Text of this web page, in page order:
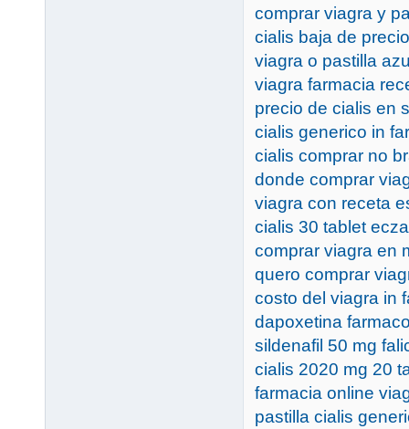
comprar viagra y
cialis baja de precio
viagra o pastilla
viagra farmacia
precio de cialis en
cialis generico in
cialis comprar no
donde comprar
viagra con receta
cialis 30 tablet
comprar viagra en
quero comprar
costo del viagra in
dapoxetina
sildenafil 50 mg
cialis 2020 mg 20
farmacia online
pastilla cialis